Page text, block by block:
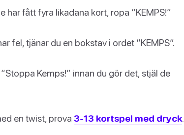
fått fyra likadana kort, ropa “KEMPS!”
fel, tjänar du en bokstav i ordet “KEMPS”.
Kemps!” innan du gör det, stjäl de
en twist, prova 3-13 kortspel med dryck.